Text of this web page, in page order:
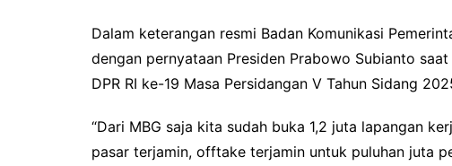
Dalam keterangan resmi Badan Komunikasi
dengan pernyataan Presiden Prabowo Subianto
DPR RI ke-19 Masa Persidangan V Tahun Sidang
“Dari MBG saja kita sudah buka 1,2 juta lapangan
pasar terjamin, offtake terjamin untuk puluhan juta